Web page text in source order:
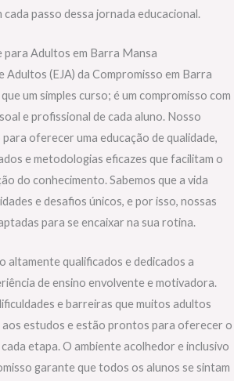
cada passo dessa jornada educacional.
para Adultos em Barra Mansa
Adultos (EJA) da Compromisso em Barra
um simples curso; é um compromisso com
e profissional de cada aluno. Nosso
oferecer uma educação de qualidade,
e metodologias eficazes que facilitam o
do conhecimento. Sabemos que a vida
e desafios únicos, e por isso, nossas
para se encaixar na sua rotina.
altamente qualificados e dedicados a
de ensino envolvente e motivadora.
e barreiras que muitos adultos
estudos e estão prontos para oferecer o
etapa. O ambiente acolhedor e inclusivo
garante que todos os alunos se sintam